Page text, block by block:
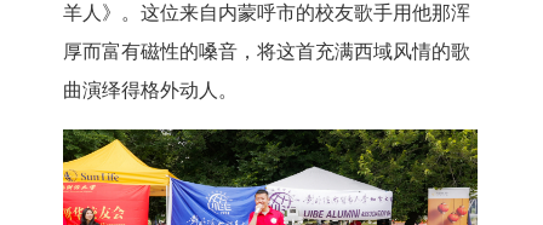
羊人》。这位来自内蒙呼市的校友歌手用他那浑
厚而富有磁性的嗓音，将这首充满西域风情的歌
曲演绎得格外动人。